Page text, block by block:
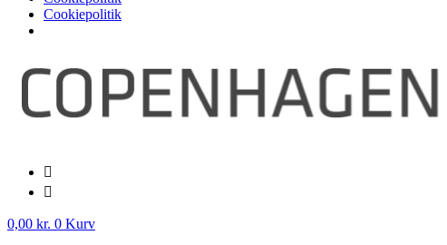
Cookiepolitik
0,00 kr. 0 Kurv